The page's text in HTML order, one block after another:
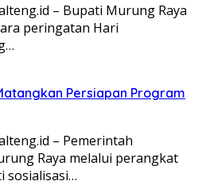
– Bupati Murung Raya
peringatan Hari
Persiapan Program
– Pemerintah
Raya melalui perangkat
sosialisasi…